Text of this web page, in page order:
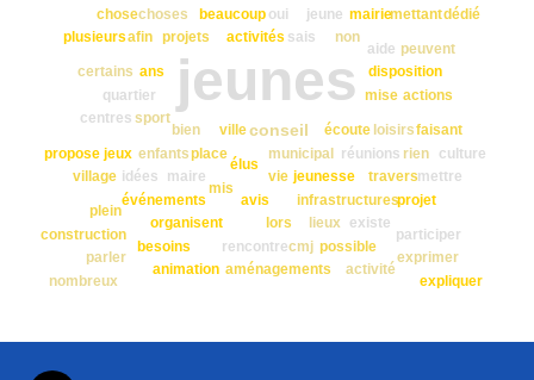
jeunes
conseil
ville
activités sais
municipal
place
beaucoup
jeune
non
écoute
élus
oui
bien
projets
jeunesse
maire vie
réunions
enfants
infrastructures
mairie
choses
mis
événements
aide
mise
avis
sport
ans
loisirs
travers
idées
afin
disposition
existe
lieux
lors
organisent
quartier
mettant
participer
peuvent
possible
projet
rencontre
actions
besoins
centres
certains
chose
exprimer
faisant
jeux
mettre
parler
plein
plusieurs
rien
village
activité
aménagements
animation
cmj
construction
culture
dédié
expliquer
nombreux
propose